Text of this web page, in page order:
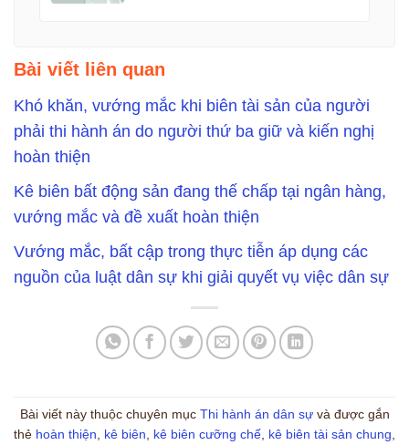
Bài viết liên quan
Khó khăn, vướng mắc khi biên tài sản của người
phải thi hành án do người thứ ba giữ và kiến nghị
hoàn thiện
Kê biên bất động sản đang thế chấp tại ngân hàng,
vướng mắc và đề xuất hoàn thiện
Vướng mắc, bất cập trong thực tiễn áp dụng các
nguồn của luật dân sự khi giải quyết vụ việc dân sự
Bài viết này thuộc chuyên mục Thi hành án dân sựvà được gắn
thẻ hoàn thiện kê biên kê biên cưỡng chế kê biên tài sản chung